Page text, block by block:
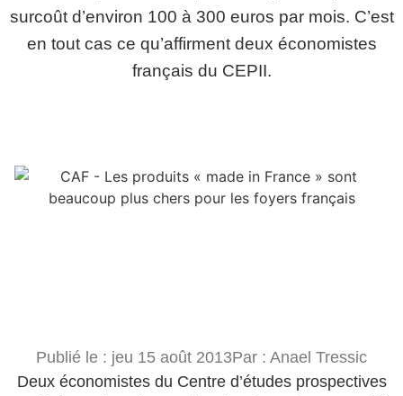
surcoût d’environ 100 à 300 euros par mois. C’est
en tout cas ce qu’affirment deux économistes
français du CEPII.
Publié le : jeu 15 août 2013Par : Anael Tressic
Deux économistes du Centre d’études prospectives